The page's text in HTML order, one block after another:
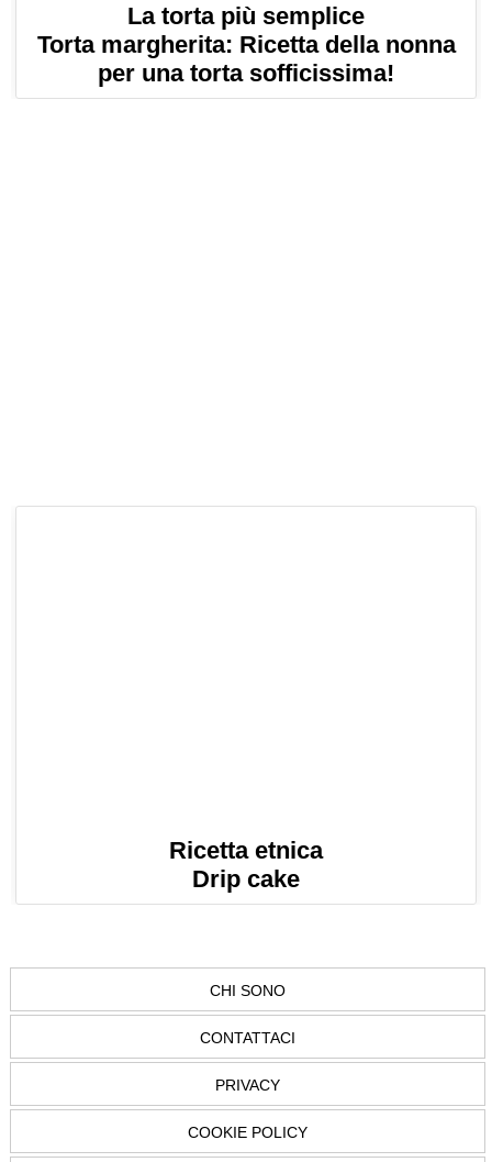
La torta più semplice
Torta margherita: Ricetta della nonna
per una torta sofficissima!
Ricetta etnica
Drip cake
CHI SONO
CONTATTACI
PRIVACY
COOKIE POLICY